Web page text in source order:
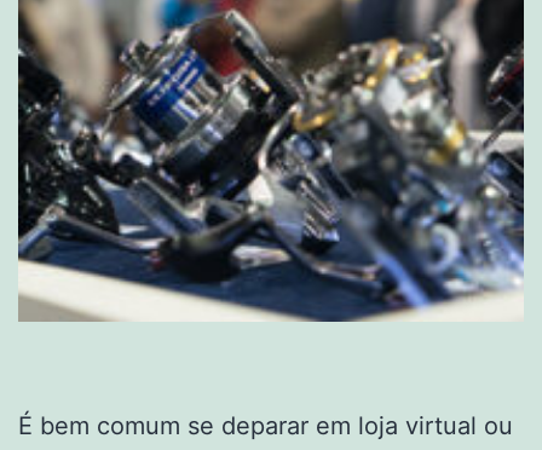
É bem comum se deparar em loja virtual ou